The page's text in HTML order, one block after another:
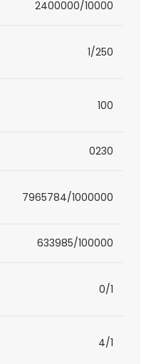
2400000/10000
1/250
100
0230
7965784/1000000
633985/100000
0/1
4/1